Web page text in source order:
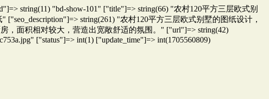
string(11) "bd-show-101" ["title"]=> string(66) "农村120平方三层欧式别
string(261) "农村120平方三层欧式别墅的图纸设计，
，面积相对较大，营造出宽敞舒适的氛围。" ["url"]=> string(42)
["status"]=> int(1) ["update_time"]=> int(1705560809)